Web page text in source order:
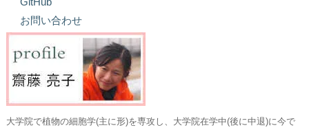
お問い合わせ
大学院で植物の細胞学(主に形)を専攻し、大学院在学中(後に中退)に今で